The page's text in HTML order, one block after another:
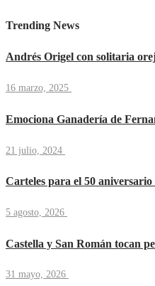
Trending News
Andrés Origel con solitaria
16 marzo, 2025
Emociona Ganadería de
21 julio, 2024
Carteles para el 50
5 agosto, 2026
Castella y San Román tocan
31 mayo, 2026